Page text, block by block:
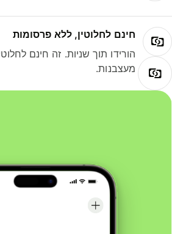
חינם לחלוטין, ללא פרסומות
הורידו תוך שניות. זה חינם
מעצבנות.